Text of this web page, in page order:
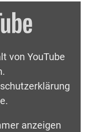
von YouTube
.
anzeigen